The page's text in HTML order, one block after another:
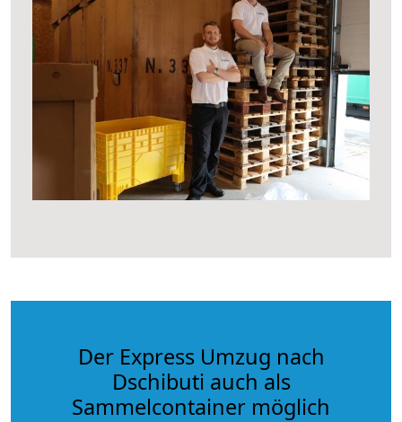
Der Express Umzug nach
Dschibuti auch als
Sammelcontainer möglich